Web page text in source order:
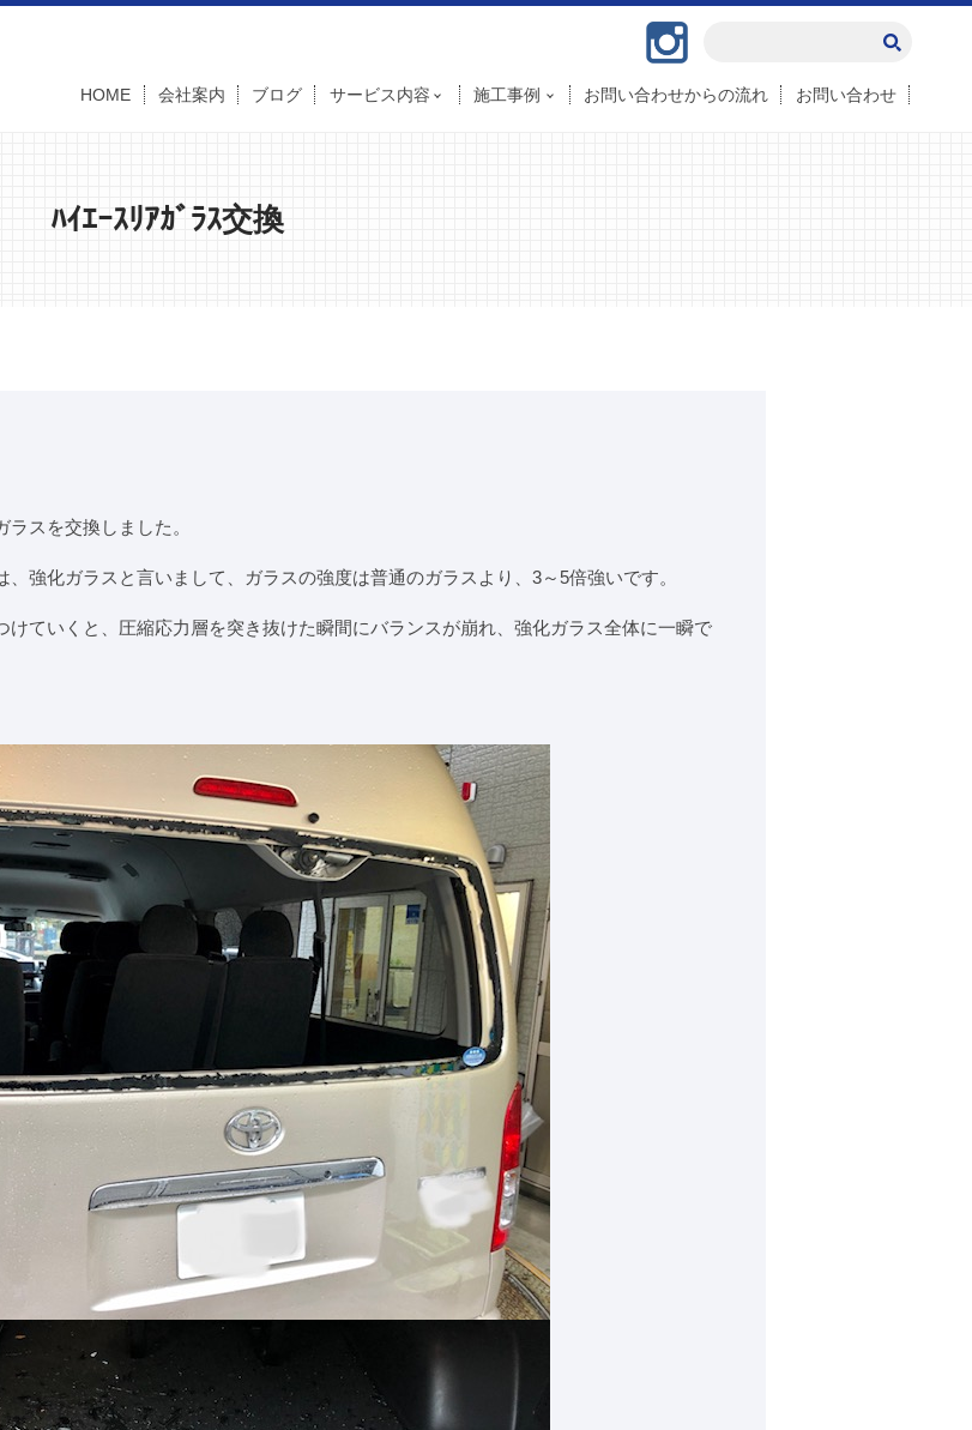
HOME 会社案内 ブログ サービス内容 施工事例 お問い合わせからの流れ お問い合わせ
ﾊｲｴｰｽﾘｱｶﾞﾗｽ交換
スを交換しました。
強化ガラスと言いまして、ガラスの強度は普通のガラスより、3～5倍強いです。
ていくと、圧縮応力層を突き抜けた瞬間にバランスが崩れ、強化ガラス全体に一瞬で